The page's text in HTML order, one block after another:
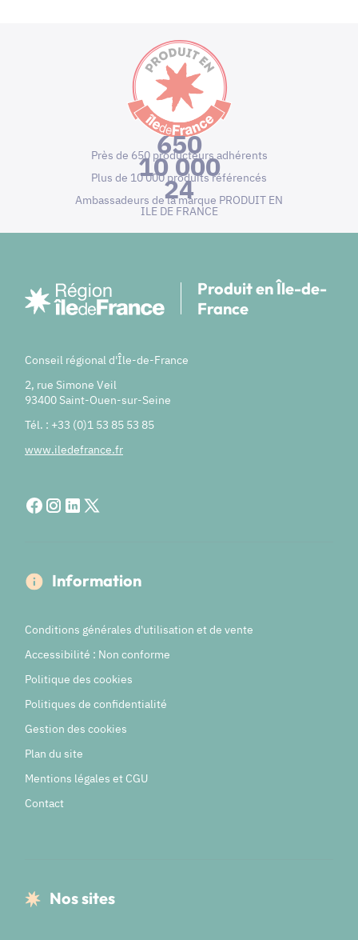
650
Près de 650 producteurs adhérents
10 000
Plus de 10 000 produits référencés
24
Ambassadeurs de la marque PRODUIT EN
ILE DE FRANCE
Produit en Île-de-
France
Conseil régional d'Île-de-France
2, rue Simone Veil
93400 Saint-Ouen-sur-Seine
Tél. : +33 (0)1 53 85 53 85
www.iledefrance.fr
Information
Conditions générales d'utilisation et de vente
Accessibilité : Non conforme
Politique des cookies
Politiques de confidentialité
Gestion des cookies
Plan du site
Mentions légales et CGU
Contact
Nos sites